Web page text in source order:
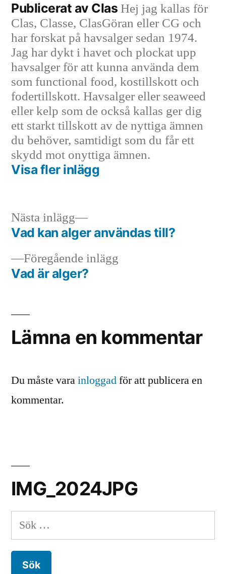
Publicerat av Clas Hej jag kallas för
Clas, Classe, ClasGöran eller CG och
har forskat på havsalger sedan 1974.
Jag har dykt i havet och plockat upp
havsalger för att kunna använda dem
som functional food, kostillskott och
fodertillskott. Havsalger eller seaweed
eller kelp som de också kallas ger dig
ett starkt tillskott av de nyttiga ämnen
du behöver, samtidigt som du får ett
skydd mot onyttiga ämnen.
Visa fler inlägg
Inläggsnavigering
Föregående inlägg
Vad är alger?
Nästa inlägg
Nästa
inlägg:
Vad kan alger användas till?
Lämna en kommentar
Du måste varainloggadför att publicera en
kommentar.
IMG_2024JPG
Sök
efter: